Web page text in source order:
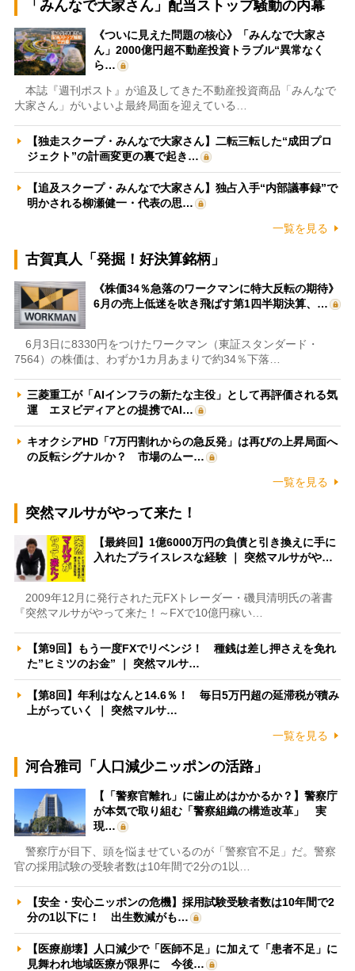
「みんなで大家さん」配当ストップ騒動の内幕
《ついに見えた問題の核心》「みんなで大家さ
ん」2000億円超不動産投資トラブル“異常なく
ら…
本誌『週刊ポスト』が追及してきた不動産投資商品「みんなで
大家さん」がいよいよ最終局面を迎えている…
【独走スクープ・みんなで大家さん】二転三転した“成田プロ
ジェクト”の計画変更の裏で起き…
【追及スクープ・みんなで大家さん】独占入手“内部議事録”で
明かされる柳瀬健一・代表の思…
一覧を見る
古賀真人「発掘！好決算銘柄」
《株価34％急落のワークマンに特大反転の期待》
6月の売上低迷を吹き飛ばす第1四半期決算、…
6月3日に8330円をつけたワークマン（東証スタンダード・
7564）の株価は、わずか1カ月あまりで約34％下落…
三菱重工が「AIインフラの新たな主役」として再評価される気
運 エヌビディアとの提携でAI…
キオクシアHD「7万円割れからの急反発」は再びの上昇局面へ
の反転シグナルか？ 市場のムー…
一覧を見る
突然マルサがやって来た！
【最終回】1億6000万円の負債と引き換えに手に
入れたプライスレスな経験 ｜ 突然マルサがや…
2009年12月に発行された元FXトレーダー・磯貝清明氏の著書
『突然マルサがやって来た！～FXで10億円稼い…
【第9回】もう一度FXでリベンジ！ 種銭は差し押さえを免れ
た”ヒミツのお金” ｜ 突然マルサ…
【第8回】年利はなんと14.6％！ 毎日5万円超の延滞税が積み
上がっていく ｜ 突然マルサ…
一覧を見る
河合雅司「人口減少ニッポンの活路」
【「警察官離れ」に歯止めはかかるか？】警察庁
が本気で取り組む「警察組織の構造改革」 実
現…
警察庁が目下、頭を悩ませているのが「警察官不足」だ。警察
官の採用試験の受験者数は10年間で2分の1以…
【安全・安心ニッポンの危機】採用試験受験者数は10年間で2
分の1以下に！ 出生数減がも…
【医療崩壊】人口減少で「医師不足」に加えて「患者不足」に
見舞われ地域医療が限界に 今後…